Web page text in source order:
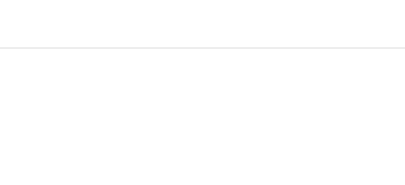
تكشف علاقة الحرارة بالقدرة على التحمل